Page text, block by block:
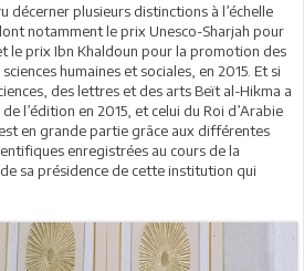
décerner plusieurs distinctions à l’échelle
notamment le prix Unesco-Sharjah pour
le prix Ibn Khaldoun pour la promotion des
humaines et sociales, en 2015. Et si
des lettres et des arts Beït al-Hikma a
l’édition en 2015, et celui du Roi d’Arabie
en grande partie grâce aux différentes
enregistrées au cours de la
sa présidence de cette institution qui